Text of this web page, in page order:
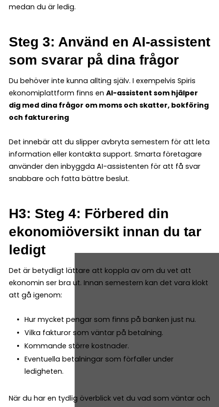
medan du är ledig.
Steg 3: Använd en AI-assistent
som svarar på dina frågor
Du behöver inte kunna allting själv. I exempelvis Spiris
ekonomiplattform finns en AI-assistent som hjälper
dig med dina frågor om moms och skatter, bokföring
och fakturering
Det innebär att du slipper avbryta semestern för att leta
information eller kontakta support. Smarta företagare
använder den inbyggda AI-assistenten för att få svar
snabbare och fatta bättre beslut.
H3: Steg 4: Förbered din
ekonomiöversikt innan du tar
ledigt
Det är betydligt lättare att koppla av om du vet att
ekonomin ser bra ut. Innan semestern kan det vara klokt
att gå igenom:
Hur mycket pengar som finns på banken just nu.
Vilka fakturor som väntar på betalning.
Kommande större kostnader.
Eventuella betalningar som förfaller under
ledigheten.
När du har en tydlig överblick vet du vad som väntar och